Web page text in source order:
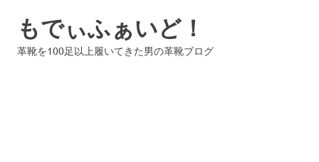
もでぃふぁいど！
革靴を100足以上履いてきた男の革靴ブログ